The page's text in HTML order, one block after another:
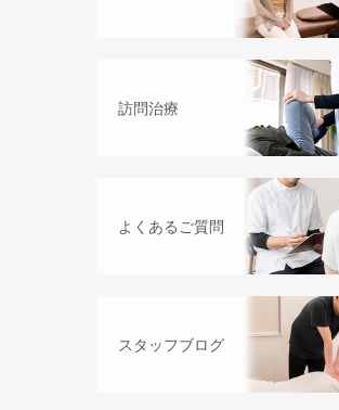
訪問治療
よくあるご質問
スタッフブログ